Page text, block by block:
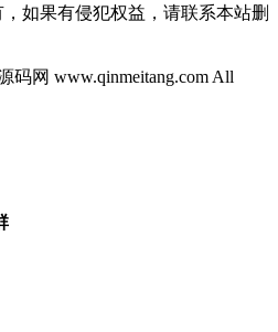
如果有侵犯权益，请联系本站删
码网 www.qinmeitang.com All